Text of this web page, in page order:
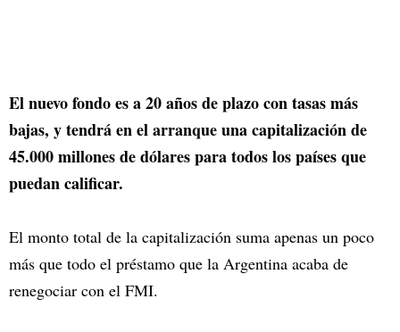
El nuevo fondo es a 20 años de plazo con tasas más
bajas, y tendrá en el arranque una capitalización de
45.000 millones de dólares para todos los países que
puedan calificar.
El monto total de la capitalización suma apenas un poco
más que todo el préstamo que la Argentina acaba de
renegociar con el FMI.